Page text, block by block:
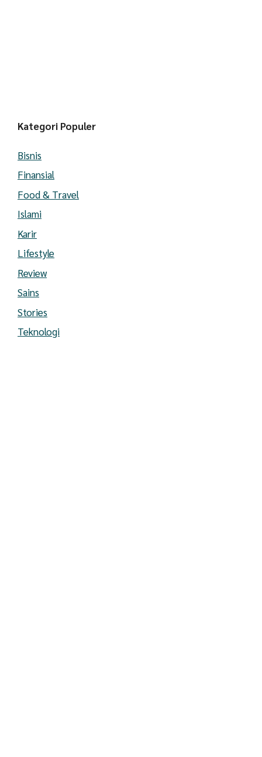
Kategori Populer
Bisnis
Finansial
Food & Travel
Islami
Karir
Lifestyle
Review
Sains
Stories
Teknologi